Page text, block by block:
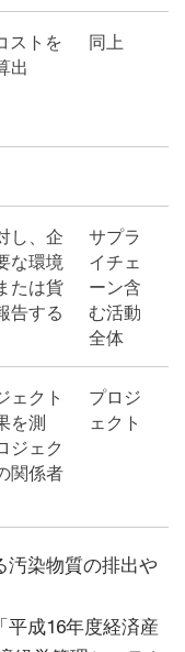
ストを
出
同上
し、企
な環境
たは貨
告する
サプラ
イチェ
ーン含
む活動
全体
ェクト
を測
ジェク
関係者
プロジ
ェクト
染物質の排出や
平成16年度経済産